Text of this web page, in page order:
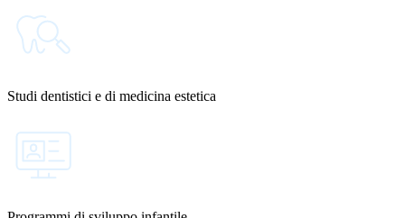
Studi dentistici e di medicina estetica